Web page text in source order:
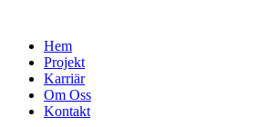
Hem
Projekt
Karriär
Om Oss
Kontakt